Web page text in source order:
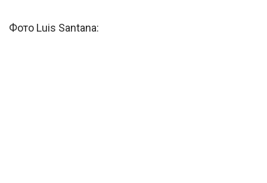
Фото Luis Santana: